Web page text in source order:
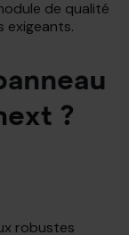
de qualité
exigeants.
?
robustes